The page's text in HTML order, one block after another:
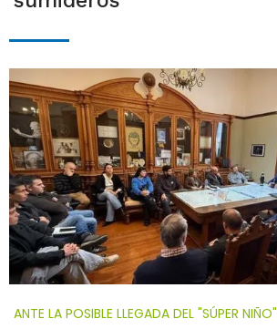
ANTE LA POSIBLE LLEGADA DEL "SÚPER NIÑO"